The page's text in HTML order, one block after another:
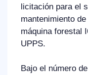
licitación para el
mantenimiento de
máquina forestal
UPPS.
Bajo el número de